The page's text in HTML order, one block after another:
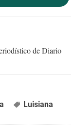
de Diario
Luisiana